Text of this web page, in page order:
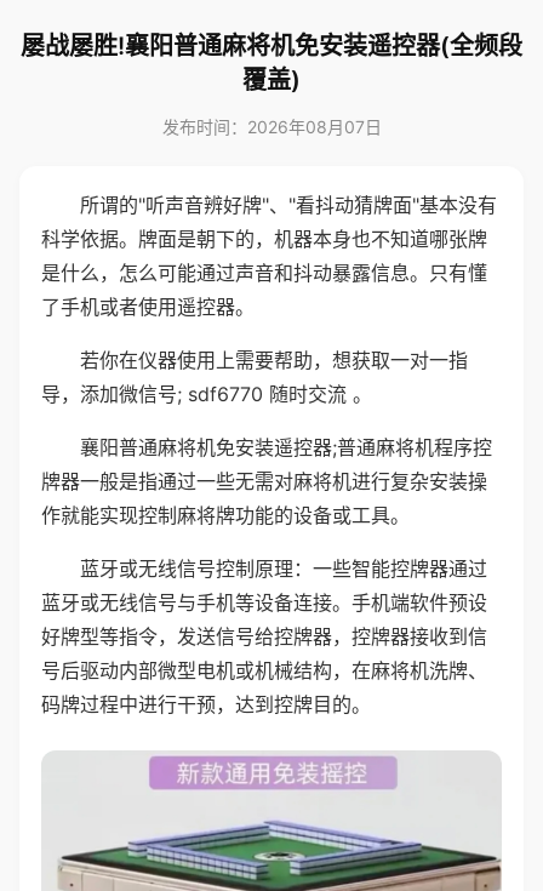
屡战屡胜!襄阳普通麻将机免安装遥控器(全频段
覆盖)
发布时间：2026年08月07日
所谓的"听声音辨好牌"、"看抖动猜牌面"基本没有
科学依据。牌面是朝下的，机器本身也不知道哪张牌
是什么，怎么可能通过声音和抖动暴露信息。只有懂
了手机或者使用遥控器。
若你在仪器使用上需要帮助，想获取一对一指
导，添加微信号; sdf6770 随时交流 。
襄阳普通麻将机免安装遥控器;普通麻将机程序控
牌器一般是指通过一些无需对麻将机进行复杂安装操
作就能实现控制麻将牌功能的设备或工具。
蓝牙或无线信号控制原理：一些智能控牌器通过
蓝牙或无线信号与手机等设备连接。手机端软件预设
好牌型等指令，发送信号给控牌器，控牌器接收到信
号后驱动内部微型电机或机械结构，在麻将机洗牌、
码牌过程中进行干预，达到控牌目的。